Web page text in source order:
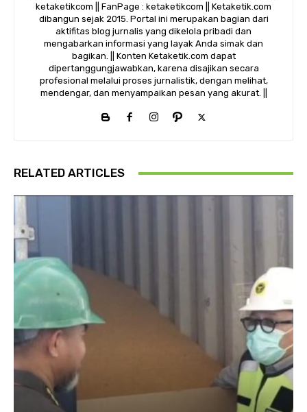
ketaketikcom || FanPage : ketaketikcom || Ketaketik.com
dibangun sejak 2015. Portal ini merupakan bagian dari
aktifitas blog jurnalis yang dikelola pribadi dan
mengabarkan informasi yang layak Anda simak dan
bagikan. || Konten Ketaketik.com dapat
dipertanggungjawabkan, karena disajikan secara
profesional melalui proses jurnalistik, dengan melihat,
mendengar, dan menyampaikan pesan yang akurat. ||
RELATED ARTICLES